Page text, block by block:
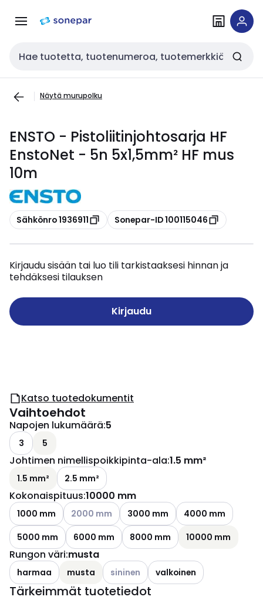
navigointiinsisältöön
Haku
Näytä murupolku
ENSTO - Pistoliitinjohtosarja HF
EnstoNet - 5n 5x1,5mm² HF mus
10m
Kopioi
Sähkönro 1936911 Kopioi
Sonepar-ID 100115046
Kirjaudu sisään tai luo tili tarkistaaksesi hinnan ja
tehdäksesi tilauksen
Kirjaudu
Katso tuotedokumentit
Vaihtoehdot
Napojen lukumäärä:5
3 5
Johtimen nimellispoikkipinta-ala:1.5 mm²
1.5 mm² 2.5 mm²
Kokonaispituus:10000 mm
1000 mm Katso käytettävissä olevat vaihtoehdot
2000 mm 3000 mm
4000 mm
5000 mm
6000 mm 8000 mm 10000 mm
Rungon väri:musta
harmaa musta Katso käytettävissä olevat
sininen valkoinen
Tärkeimmät tuotetiedot